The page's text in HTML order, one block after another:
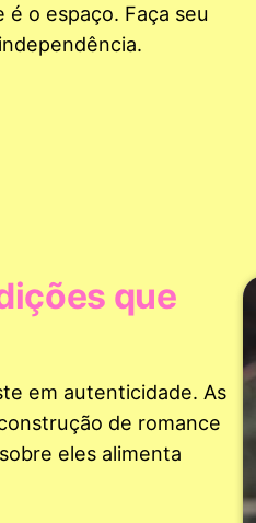
o espaço. Faça seu
que
em autenticidade. As
de romance
eles alimenta